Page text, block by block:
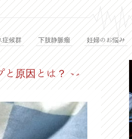
症候群 下肢静脈瘤 妊婦のお悩み
と原因とは？